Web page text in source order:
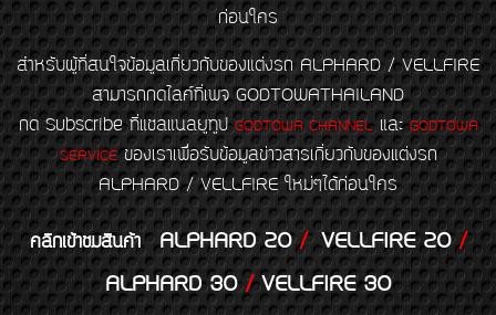
ก่อนใคร
สำหรับผู้ที่สนใจข้อมูลเกี่ยวกับของแต่งรถ ALPHARD / VELLFIRE
สามารถกดไลค์ที่เพจ GODTOWATHAILAND
กด Subscribe ที่แชลแนลยูทูป GODTOWA CHANNELและGODTOWA
SERVICEของเราเพื่อรับข้อมูลข่าวสารเกี่ยวกับของแต่งรถ
ALPHARD / VELLFIRE ใหม่ๆได้ก่อนใคร
คลิกเข้าชมสินค้า ALPHARD 20/VELLFIRE 20/
ALPHARD 30/VELLFIRE 30